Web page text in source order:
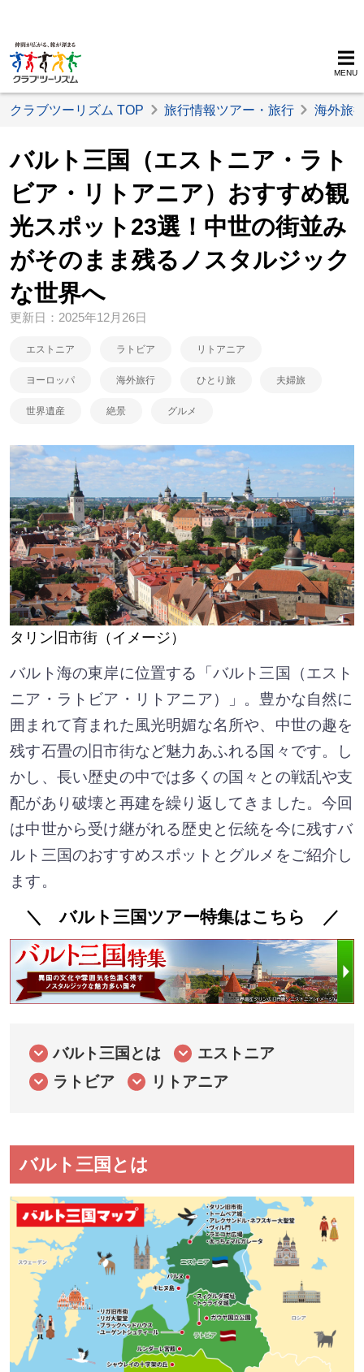
MENU
クラブツーリズム TOP 旅行情報ツアー・旅行 海外旅
バルト三国（エストニア・ラト
ビア・リトアニア）おすすめ観
光スポット23選！中世の街並み
がそのまま残るノスタルジック
な世界へ
更新日：2025年12月26日
エストニア ラトビア リトアニア
ヨーロッパ 海外旅行 ひとり旅 夫婦旅
世界遺産 絶景 グルメ
タリン旧市街（イメージ）
バルト海の東岸に位置する「バルト三国（エスト
ニア・ラトビア・リトアニア）」。豊かな自然に
囲まれて育まれた風光明媚な名所や、中世の趣を
残す石畳の旧市街など魅力あふれる国々です。し
かし、長い歴史の中では多くの国々との戦乱や支
配があり破壊と再建を繰り返してきました。今回
は中世から受け継がれる歴史と伝統を今に残すバ
ルト三国のおすすめスポットとグルメをご紹介し
ます。
＼ バルト三国ツアー特集はこちら ／
バルト三国とは
エストニア
ラトビア
リトアニア
バルト三国とは